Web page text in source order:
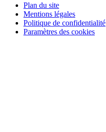
Plan du site
Mentions légales
Politique de confidentialité
Paramètres des cookies